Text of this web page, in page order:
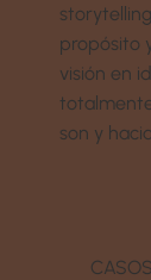
propósito
visión en
son y